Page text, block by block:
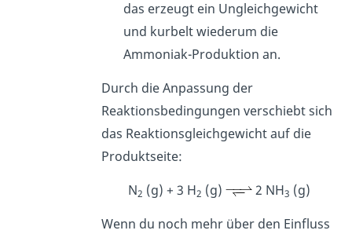
das erzeugt ein Ungleichgewicht
und kurbelt wiederum die
Ammoniak-Produktion an.
Durch die Anpassung der
Reaktionsbedingungen verschiebt sich
das Reaktionsgleichgewicht auf die
Produktseite:
N2 (g) + 3 H2 (g) 2 NH3 (g)
Wenn du noch mehr über den Einfluss